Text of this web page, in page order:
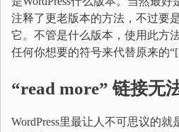
注释了更老版本的方法，不过要
它。不管是什么版本，使用此方
任何你想要的符号来代替原来的
“read more”链接无
WordPress里最让人不可思议的